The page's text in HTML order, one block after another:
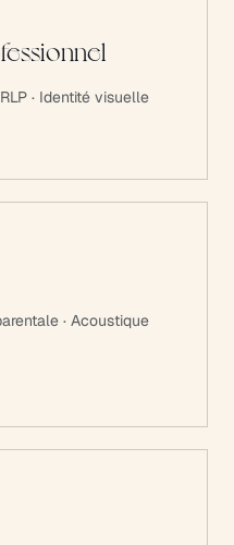
· Identité visuelle
· Acoustique